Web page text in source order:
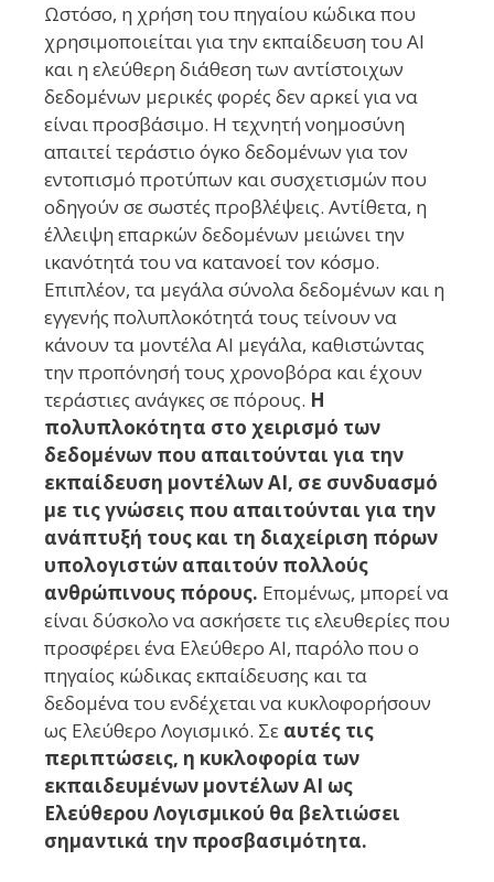
Ωστόσο, η χρήση του πηγαίου κώδικα που
χρησιμοποιείται για την εκπαίδευση του AI
και η ελεύθερη διάθεση των αντίστοιχων
δεδομένων μερικές φορές δεν αρκεί για να
είναι προσβάσιμο. Η τεχνητή νοημοσύνη
απαιτεί τεράστιο όγκο δεδομένων για τον
εντοπισμό προτύπων και συσχετισμών που
οδηγούν σε σωστές προβλέψεις. Αντίθετα, η
έλλειψη επαρκών δεδομένων μειώνει την
ικανότητά του να κατανοεί τον κόσμο.
Επιπλέον, τα μεγάλα σύνολα δεδομένων και η
εγγενής πολυπλοκότητά τους τείνουν να
κάνουν τα μοντέλα AI μεγάλα, καθιστώντας
την προπόνησή τους χρονοβόρα και έχουν
τεράστιες ανάγκες σε πόρους. Η
πολυπλοκότητα στο χειρισμό των
δεδομένων που απαιτούνται για την
εκπαίδευση μοντέλων AI, σε συνδυασμό
με τις γνώσεις που απαιτούνται για την
ανάπτυξή τους και τη διαχείριση πόρων
υπολογιστών απαιτούν πολλούς
ανθρώπινους πόρους. Επομένως, μπορεί να
είναι δύσκολο να ασκήσετε τις ελευθερίες που
προσφέρει ένα Ελεύθερο AI, παρόλο που ο
πηγαίος κώδικας εκπαίδευσης και τα
δεδομένα του ενδέχεται να κυκλοφορήσουν
ως Ελεύθερο Λογισμικό. Σε αυτές τις
περιπτώσεις, η κυκλοφορία των
εκπαιδευμένων μοντέλων AI ως
Ελεύθερου Λογισμικού θα βελτιώσει
σημαντικά την προσβασιμότητα.